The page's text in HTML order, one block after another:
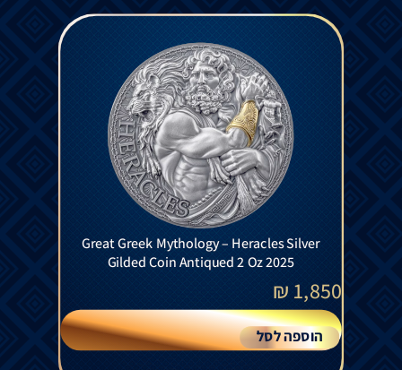
Great Greek Mythology – Heracles Silver
Gilded Coin Antiqued 2 Oz 2025
1,850
₪
הוספה לסל